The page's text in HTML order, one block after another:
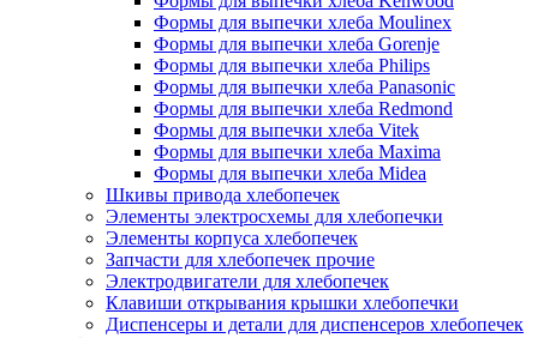
Формы для выпечки хлеба Moulinex
Формы для выпечки хлеба Gorenje
Формы для выпечки хлеба Philips
Формы для выпечки хлеба Panasonic
Формы для выпечки хлеба Redmond
Формы для выпечки хлеба Vitek
Формы для выпечки хлеба Maxima
Формы для выпечки хлеба Midea
Шкивы привода хлебопечек
Элементы электросхемы для хлебопечки
Элементы корпуса хлебопечек
Запчасти для хлебопечек прочие
Электродвигатели для хлебопечек
Клавиши открывания крышки хлебопечки
Диспенсеры и детали для диспенсеров хлебопечек